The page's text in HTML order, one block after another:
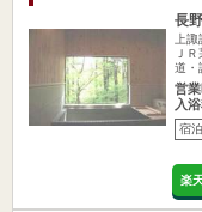
長
上
Ｊ
道・
営
入
宿泊
楽